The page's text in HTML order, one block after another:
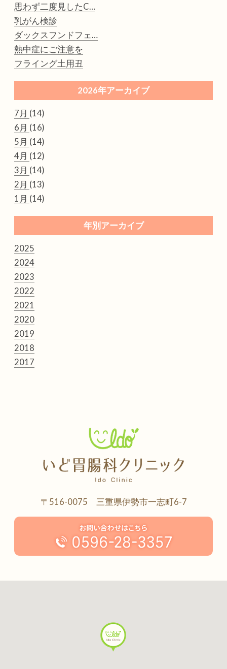
思わず二度見したC…
乳がん検診
ダックスフンドフェ…
熱中症にご注意を
フライング土用丑
2026年アーカイブ
7月 (14)
6月 (16)
5月 (14)
4月 (12)
3月 (14)
2月 (13)
1月 (14)
年別アーカイブ
2025
2024
2023
2022
2021
2020
2019
2018
2017
〒516-0075 三重県伊勢市一志町6-7